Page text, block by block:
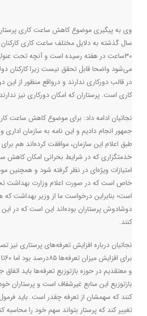
وی به پیگیری موضوع کاهش ساعت کاری
۳۰ساعت در هفته رسیده است و آنچه تحت
می‌شود واضحا قابل تحقق نیست زیرا کارکنان
در قالب دورکاری ندارند و درواقع منظور از
کاری است. پرستاران که امکان دورکاری نیز
نجاتیان ادامه داد: برای موضوع کاهش ساعت
جمهور انجام دادیم و این نامه به سازمان اداری
طبق اعلام این سازمان، موافقت کرده‌اند هم
خدمتگزاری که در شرایط بحرانی امکان کاهش
امتیازات ویژه‌ای در نظر گرفته شود و همچنین
خاص است که در صورت اعلام وزارت بهداشت
است؛ بنابراین درخواست ما از وزیر بهداشت که
دوشادوش پرستاران بوده‌اند این است که در
کنند.
نجاتیان درباره افزایش تعرفه‌های پرستاری نیز
و معتقدیم در حوزه بازتوزیع تعرفه‌ها باید اتفاق
بازتوزیع این منابع غیرشفاف است و پرستاران
کنند که سهمشان از تعرفه چقدر است. باید
تغییر کند که پرستار بتواند سهم خود را محاسبه